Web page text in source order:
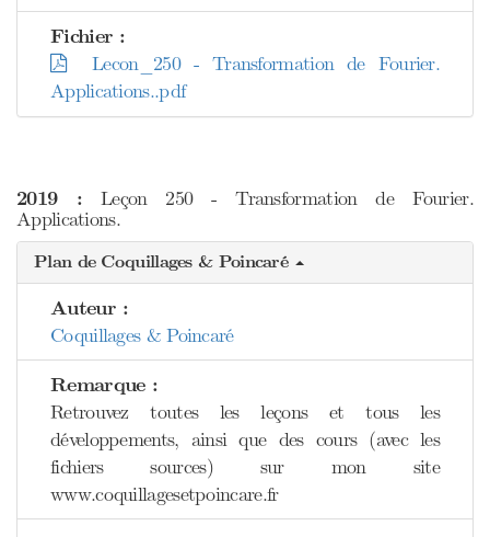
Fichier :
Lecon_250 - Transformation de Fourier.
Applications..pdf
2019 : Leçon 250 - Transformation de Fourier.
Applications.
Plan de Coquillages & Poincaré
Auteur :
Coquillages & Poincaré
Remarque :
Retrouvez toutes les leçons et tous les
développements, ainsi que des cours (avec les
fichiers sources) sur mon site
www.coquillagesetpoincare.fr